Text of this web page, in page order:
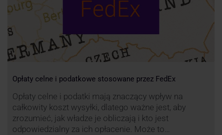
Opłaty celne i podatkowe stosowane przez FedEx
Opłaty celne i podatki mają znaczący wpływ na
całkowity koszt wysyłki, dlatego ważne jest, aby
zrozumieć, jak władze je obliczają i kto jest
odpowiedzialny za ich opłacenie. Może to